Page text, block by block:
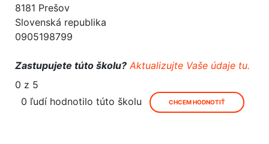
8181 Prešov
Slovenská republika
0905198799
Zastupujete túto školu? Aktualizujte Vaše údaje tu.
0 z 5
0 ľudí hodnotilo túto školu
CHCEM HODNOTIŤ